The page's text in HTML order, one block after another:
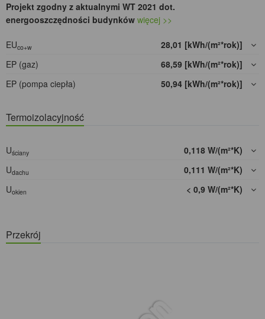
Projekt zgodny z aktualnymi WT 2021 dot.
energooszczędności budynków więcej >>
EUco+w
28,01 [kWh/(m²*rok)]
EP (gaz)
68,59 [kWh/(m²*rok)]
EP (pompa ciepła)
50,94 [kWh/(m²*rok)]
Termoizolacyjność
Uściany
0,118 W/(m²*K)
Udachu
0,111 W/(m²*K)
Uokien < 0,9 W/(m²*K)
Przekrój